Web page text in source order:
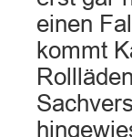
einen
kommt